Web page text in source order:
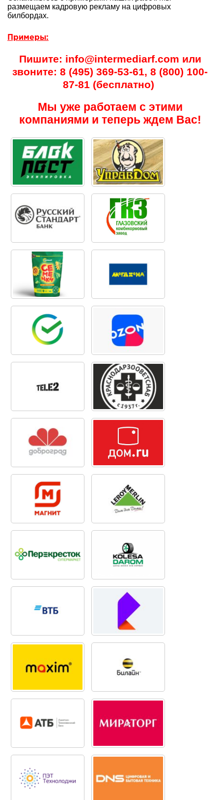
размещаем кадровую рекламу на цифровых
билбордах.
Примеры:
Пишите: info@intermediarf.com или
звоните: 8 (495) 369-53-61, 8 (800) 100-
87-81 (бесплатно)
Мы уже работаем с этими
компаниями и теперь ждем Вас!